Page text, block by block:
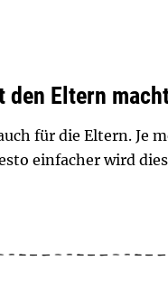
den Eltern
für die Eltern. Je
einfacher wird